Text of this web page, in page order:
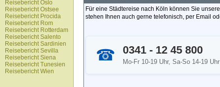
Reisebericht Oslo
Reisebericht Ostsee
Reisebericht Procida
Reisebericht Rom
Reisebericht Rotterdam
Reisebericht Salento
Reisebericht Sardinien
Reisebericht Sevilla
Reisebericht Siena
Reisebericht Tunesien
Reisebericht Wien
Für eine Städtereise nach Köln können Sie
stehen Ihnen auch gerne telefonisch, per Email
☎ 0341 - 12 45 800
Mo-Fr 10-19 Uhr, Sa-So 14-19 Uhr